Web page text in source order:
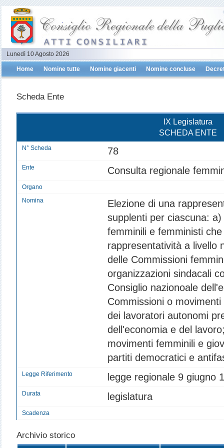
Lunedì 10 Agosto 2026
Home Nomine tutte Nomine giacenti Nomine concluse
Scheda Ente
IX Legislatura
SCHEDA ENTE
N° Scheda 78
Ente Consulta regionale
Organo
Nomina
Elezione di una
supplenti per ciascuna:
femminili e femministi
rappresentatività a livello
delle Commissioni
organizzazioni sindacali
Consiglio nazionoale
Commissioni o
dei lavoratori autonomi
dell'economia e del
movimenti femminili e
partiti democratici e
Legge Riferimento legge regionale 9 giugno
Durata legislatura
Scadenza
Archivio storico